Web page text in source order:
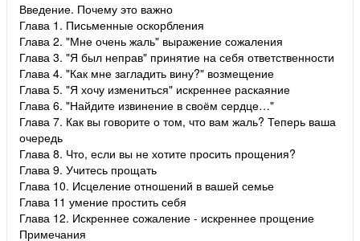
Введение. Почему это важно
Глава 1. Письменные оскорбления
Глава 2. "Мне очень жаль" выражение сожаления
Глава 3. "Я был неправ" принятие на себя ответственности
Глава 4. "Как мне загладить вину?" возмещение
Глава 5. "Я хочу измениться" искреннее раскаяние
Глава 6. "Найдите извинение в своём сердце…"
Глава 7. Как вы говорите о том, что вам жаль? Теперь ваша
очередь
Глава 8. Что, если вы не хотите просить прощения?
Глава 9. Учитесь прощать
Глава 10. Исцеление отношений в вашей семье
Глава 11 умение простить себя
Глава 12. Искреннее сожаление - искреннее прощение
Примечания